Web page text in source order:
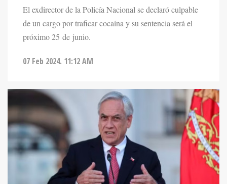
El exdirector de la Policía Nacional se declaró culpable
de un cargo por traficar cocaína y su sentencia será el
próximo 25 de junio.
07 Feb 2024. 11:12 AM